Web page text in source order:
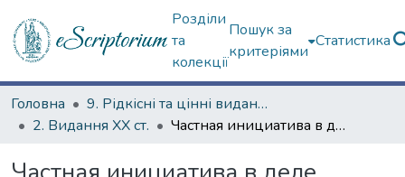
Розділи
та
колекції
Пошук за
критеріями
Статистика
Головна
9. Рідкісні та цінні видання
2. Видання ХХ ст.
Частная инициатива в деле создания русской науки : Речь, произнесенная на заседании Общества любителей естествознания, антропологии и этнографии, посвященном памяти проф. В.Ф. Лугинина, 31 января 1912 г.